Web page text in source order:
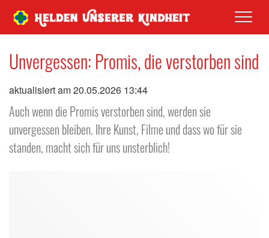
Unvergessen: Promis, die verstorben sind
aktualisiert am 20.05.2026 13:44
Auch wenn die Promis verstorben sind, werden sie
unvergessen bleiben. Ihre Kunst, Filme und dass wo für sie
standen, macht sich für uns unsterblich!